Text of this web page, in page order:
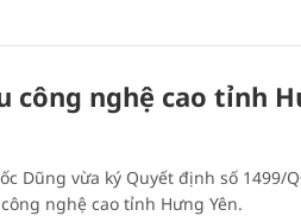
công nghệ cao tỉnh
Dũng vừa ký Quyết định số 1499/
nghệ cao tỉnh Hưng Yên.